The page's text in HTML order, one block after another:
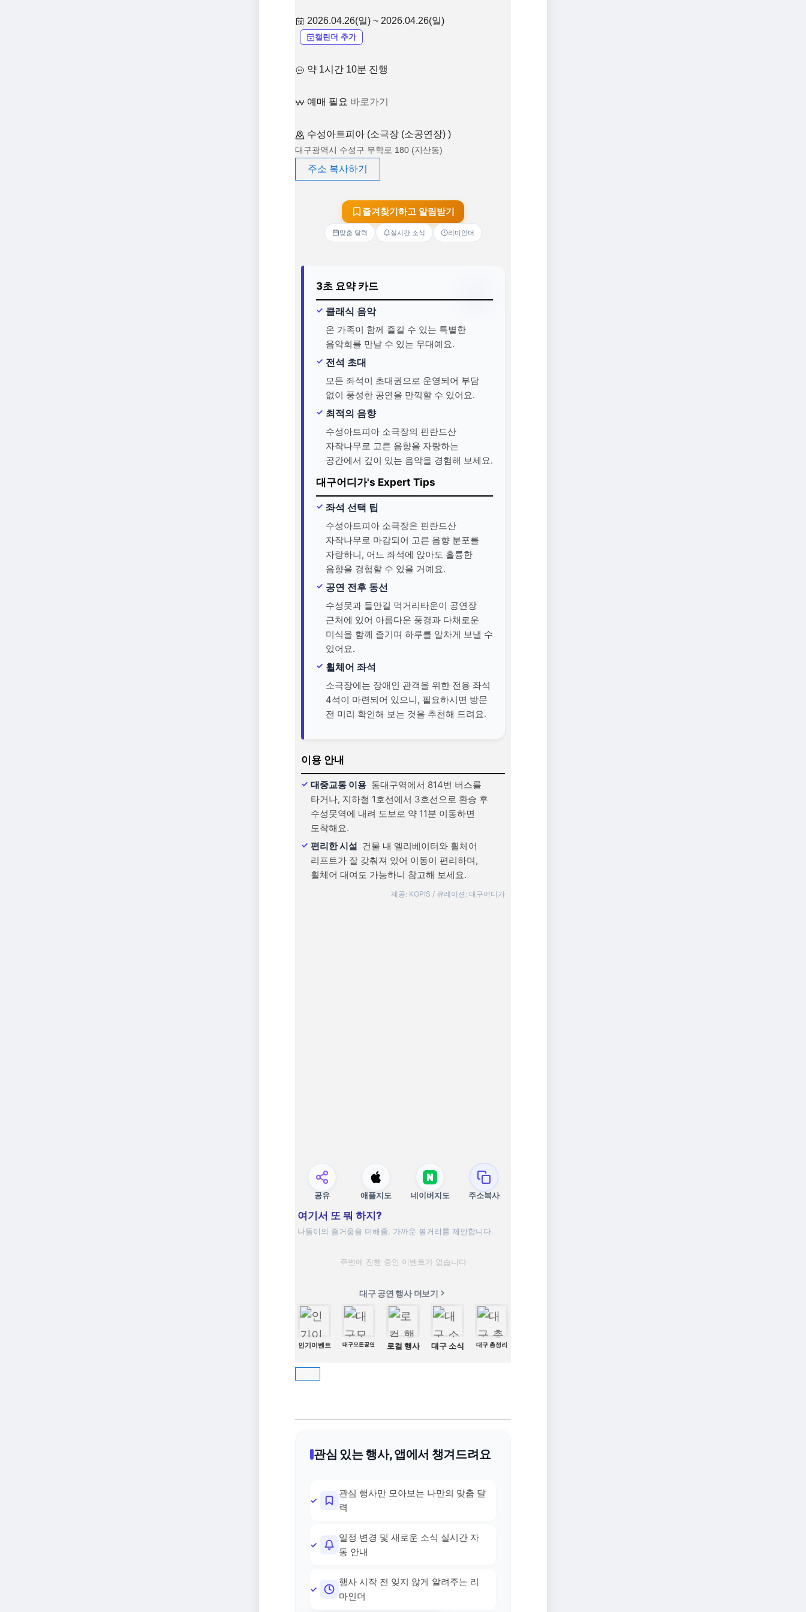
2026.04.26(일) ~ 2026.04.26(일)
캘린더 추가
약 1시간 10분 진행
예매 필요 바로가기
수성아트피아 (소극장 (소공연장) )
대구광역시 수성구 무학로 180 (지산동)
주소 복사하기
즐겨찾기하고 알림받기
맞춤 달력 실시간 소식 리마인더
3초 요약 카드
클래식 음악
온 가족이 함께 즐길 수 있는 특별한
음악회를 만날 수 있는 무대예요.
전석 초대
모든 좌석이 초대권으로 운영되어 부담
없이 풍성한 공연을 만끽할 수 있어요.
최적의 음향
수성아트피아 소극장의 핀란드산
자작나무로 고른 음향을 자랑하는
공간에서 깊이 있는 음악을 경험해 보세요.
대구어디가's Expert Tips
좌석 선택 팁
수성아트피아 소극장은 핀란드산
자작나무로 마감되어 고른 음향 분포를
자랑하니, 어느 좌석에 앉아도 훌륭한
음향을 경험할 수 있을 거예요.
공연 전후 동선
수성못과 들안길 먹거리타운이 공연장
근처에 있어 아름다운 풍경과 다채로운
미식을 함께 즐기며 하루를 알차게 보낼 수
있어요.
휠체어 좌석
소극장에는 장애인 관객을 위한 전용 좌석
4석이 마련되어 있으니, 필요하시면 방문
전 미리 확인해 보는 것을 추천해 드려요.
이용 안내
대중교통 이용 동대구역에서 814번 버스를
타거나, 지하철 1호선에서 3호선으로 환승 후
수성못역에 내려 도보로 약 11분 이동하면
도착해요.
편리한 시설 건물 내 엘리베이터와 휠체어
리프트가 잘 갖춰져 있어 이동이 편리하며,
휠체어 대여도 가능하니 참고해 보세요.
제공: KOPIS / 큐레이션: 대구어디가
공유 애플지도 네이버지도 주소복사
여기서 또 뭐 하지?
나들이의 즐거움을 더해줄, 가까운 볼거리를 제안합니다.
주변에 진행 중인 이벤트가 없습니다
대구 공연 행사 더보기
인기이벤트 대구모든공연 로컬 행사 대구 소식 대구 총정리
관심 있는 행사, 앱에서 챙겨드려요
관심 행사만 모아보는 나만의 맞춤 달
력
일정 변경 및 새로운 소식 실시간 자
동 안내
행사 시작 전 잊지 않게 알려주는 리
마인더